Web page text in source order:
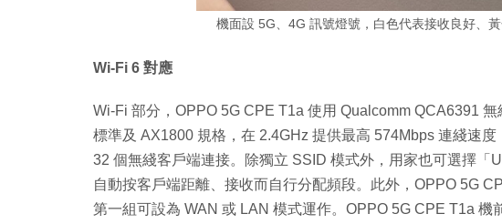
機面設 5G、4G 訊號燈號，白色代表接收良好、黃
Wi-Fi 6 對應
Wi-Fi 部分，OPPO 5G CPE T1a 使用 Qualcomm QCA6391
標準及 AX1800 規格，在 2.4GHz 提供最高 574Mbps 連綫速
32 個無綫客戶端連接。除獨立 SSID 模式外，用家也可選擇「
自動按客戶端距離、接收而自行分配頻段。此外，OPPO 5G
第一組可設為 WAN 或 LAN 模式運作。OPPO 5G CPE T1a 機